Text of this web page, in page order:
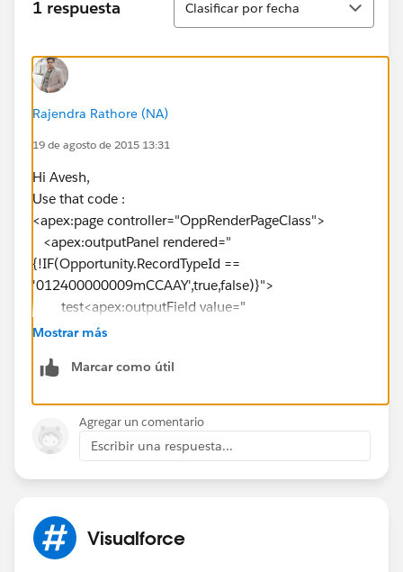
1 respuesta Clasificar por fecha
Rajendra Rathore (NA)
19 de agosto de 2015 13:31
Hi Avesh,
Use that code :
<apex:page controller="OppRenderPageClass">
<apex:outputPanel rendered="
{!IF(Opportunity.RecordTypeId ==
'012400000009mCCAAY',true,false)}">
test<apex:outputField value="
{!Opportunity.RecordTypeId}"/>
</apex:outputPanel>
<apex:outputPanel rendered="
{!IF(Opportunity.RecordTypeId
=='01240000000UWKDAA4',true,false)}">
<apex:include pageName="LostReason" />
</apex:page>
Mostrar más
Marcar como útil
Agregar un comentario
Escribir una respuesta...
Visualforce